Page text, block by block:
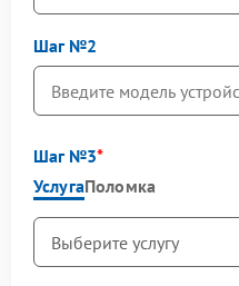
Шаг №2
Шаг №3
УслугаПоломка